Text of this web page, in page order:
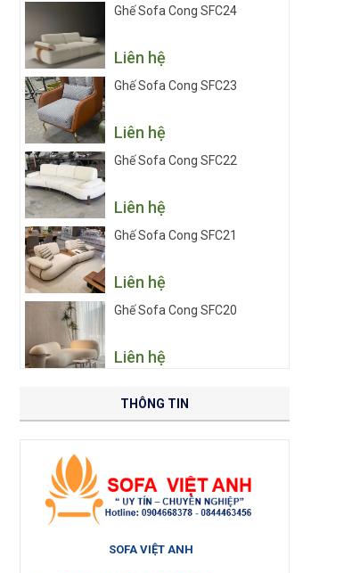
Ghế Sofa Cong SFC24
Liên hệ
Ghế Sofa Cong SFC23
Liên hệ
Ghế Sofa Cong SFC22
Liên hệ
Ghế Sofa Cong SFC21
Liên hệ
Ghế Sofa Cong SFC20
Liên hệ
THÔNG TIN
SOFA VIỆT ANH